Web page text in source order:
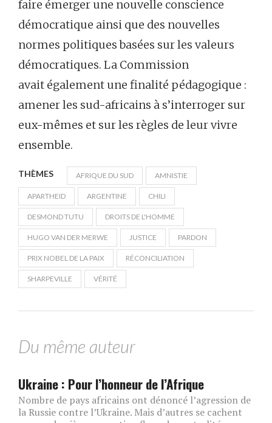
faire émerger une nouvelle conscience
démocratique ainsi que des nouvelles
normes politiques basées sur les valeurs
démocratiques. La Commission
avait également une finalité pédagogique :
amener les sud-africains à s’interroger sur
eux-mêmes et sur les règles de leur vivre
ensemble.
THÈMES AFRIQUE DU SUD AMNISTIE
APARTHEID ARGENTINE CHILI
DESMOND TUTU DROITS DE L'HOMME
HUGO VAN DER MERWE JUSTICE PARDON
PRIX NOBEL DE LA PAIX RÉCONCILIATION
SHARPEVILLE VÉRITÉ
Du même auteur
Ukraine : Pour l’honneur de l’Afrique
Nombre de pays africains ont dénoncé l’agression de
la Russie contre l’Ukraine. Mais d’autres se cachent